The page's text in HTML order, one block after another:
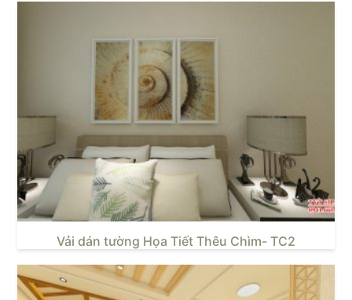
Vải dán tường Họa Tiết Thêu Chìm- TC2